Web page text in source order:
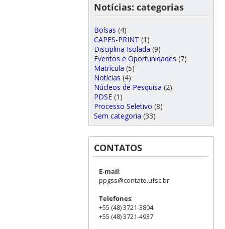
Notícias: categorias
Bolsas (4)
CAPES-PRINT (1)
Disciplina Isolada (9)
Eventos e Oportunidades (7)
Matrícula (5)
Notícias (4)
Núcleos de Pesquisa (2)
PDSE(1)
Processo Seletivo (8)
Sem categoria (33)
CONTATOS
E-mail:
ppgss@contato.ufsc.br
Telefones:
+55 (48) 3721-3804
+55 (48) 3721-4937